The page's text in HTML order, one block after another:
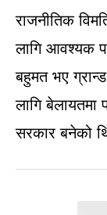
राजनीतिक
लागि आवश्यक
बहुमत भए
लागि बेलायतमा
सरकार बनेको